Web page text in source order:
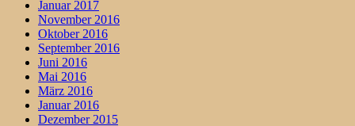
Januar 2017
November 2016
Oktober 2016
September 2016
Juni 2016
Mai 2016
März 2016
Januar 2016
Dezember 2015